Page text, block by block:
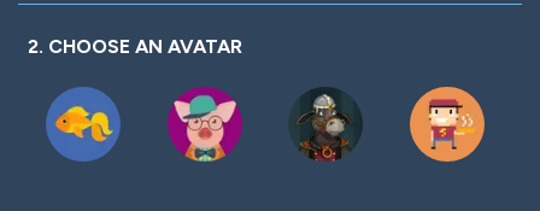
2. CHOOSE AN AVATAR